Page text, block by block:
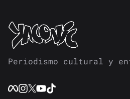
Periodismo cultural y